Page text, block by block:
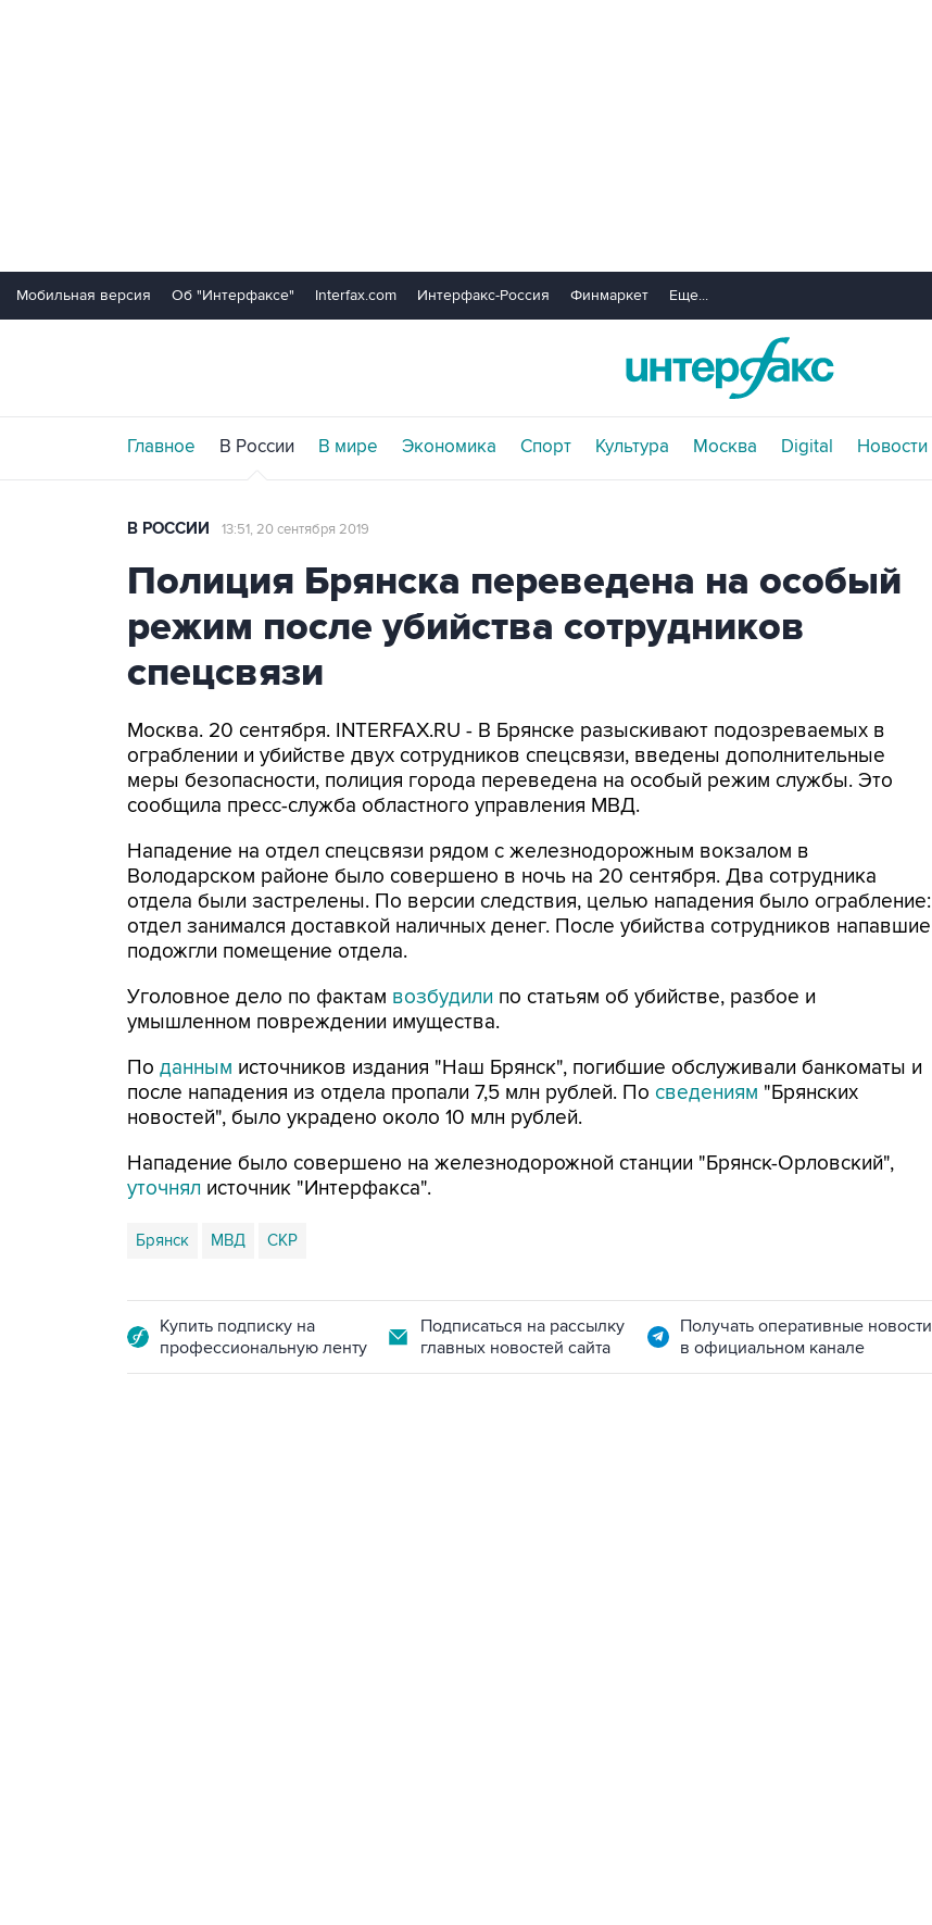
Мобильная версия Об "Интерфаксе" Interfax.com Интерфакс-Россия Финмаркет Еще...
Главное В России В мире Экономика Спорт Культура Москва Digital Новости
В РОССИИ 13:51, 20 сентября 2019
Полиция Брянска переведена на особый
режим после убийства сотрудников
спецсвязи
Москва. 20 сентября. INTERFAX.RU - В Брянске разыскивают подозреваемых в
ограблении и убийстве двух сотрудников спецсвязи, введены дополнительные
меры безопасности, полиция города переведена на особый режим службы. Это
сообщила пресс-служба областного управления МВД.
Нападение на отдел спецсвязи рядом с железнодорожным вокзалом в
Володарском районе было совершено в ночь на 20 сентября. Два сотрудника
отдела были застрелены. По версии следствия, целью нападения было ограбление:
отдел занимался доставкой наличных денег. После убийства сотрудников напавшие
подожгли помещение отдела.
Уголовное дело по фактам возбудили по статьям об убийстве, разбое и
умышленном повреждении имущества.
По данным источников издания "Наш Брянск", погибшие обслуживали банкоматы и
после нападения из отдела пропали 7,5 млн рублей. По сведениям "Брянских
новостей", было украдено около 10 млн рублей.
Нападение было совершено на железнодорожной станции "Брянск-Орловский",
уточнял источник "Интерфакса".
Брянск МВД СКР
Купить подписку на
профессиональную ленту
Подписаться на рассылку
главных новостей сайта
Получать оперативные новости
в официальном канале